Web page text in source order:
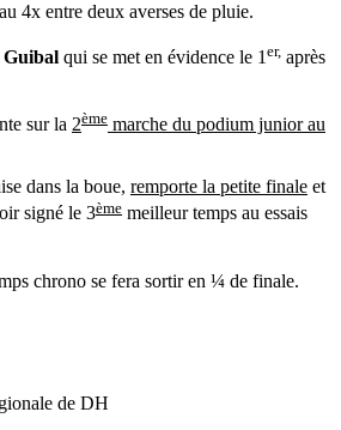
4x entre deux averses de pluie.
Guibal qui se met en évidence le 1 er, après
sur la 2ème marche du podium junior au
dans la boue, remporte la petite finale et
signé le 3ème meilleur temps au essais
chrono se fera sortir en ¼ de finale.
de DH